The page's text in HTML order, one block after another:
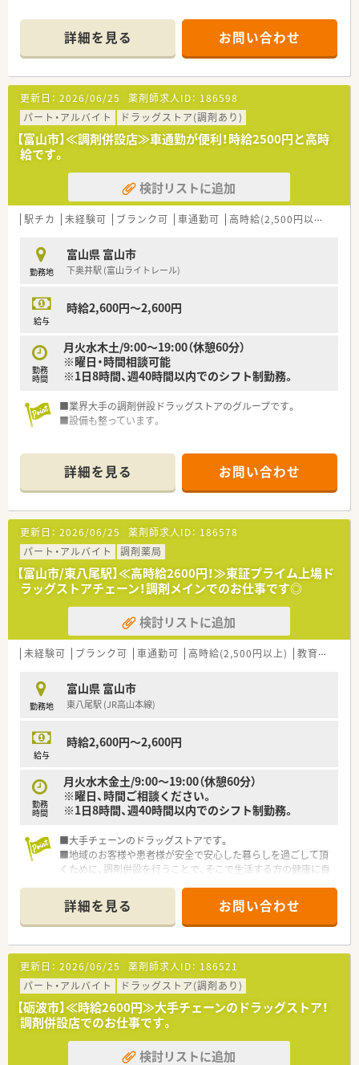
詳細を見る お問い合わせ
更新日： 2026/06/25 薬剤師求人ID： 186598
パート・アルバイト
ドラッグストア(調剤あり)
【富山市】≪調剤併設店≫車通勤が便利！時給2500円と高時
給です。
検討リストに追加
駅チカ 未経験可 ブランク可 車通勤可 高時給(2,500円以上)
勤務地
富山県 富山市
下奥井駅 (富山ライトレール)
給与
時給2,600円～2,600円
勤務
時間
月火水木土/9:00～19:00（休憩60分）
※曜日・時間相談可能
※1日8時間、週40時間以内でのシフト制勤務。
■業界大手の調剤併設ドラッグストアのグループです。
■設備も整っています。
詳細を見る お問い合わせ
更新日： 2026/06/25 薬剤師求人ID： 186578
パート・アルバイト
調剤薬局
【富山市/東八尾駅】≪高時給2600円！≫東証プライム上場ド
ラッグストアチェーン！調剤メインでのお仕事です◎
検討リストに追加
未経験可 ブランク可 車通勤可 高時給(2,500円以上) 教育制度あり
勤務地
富山県 富山市
東八尾駅 (JR高山本線)
給与
時給2,600円～2,600円
勤務
時間
月火水木金土/9:00～19:00（休憩60分）
※曜日、時間ご相談ください。
※1日8時間、週40時間以内でのシフト制勤務。
■大手チェーンのドラッグストアです。
■地域のお客様や患者様が安全で安心した暮らしを過ごして頂
くために、調剤併設を行うことで、そこで生活する方の健康に貢
■社内研修、各種外部研修、管理職研修、Ｅラーニング研修、薬剤
師として確実にスキルアップできる教育プログラムがありま
す。
詳細を見る お問い合わせ
更新日： 2026/06/25 薬剤師求人ID： 186521
パート・アルバイト
ドラッグストア(調剤あり)
【砺波市】≪時給2600円≫大手チェーンのドラッグストア！
調剤併設店でのお仕事です。
検討リストに追加